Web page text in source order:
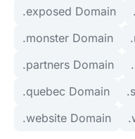
.exposed Domain
.monster Domain
.partners Domain
.quebec Domain
.website Domain